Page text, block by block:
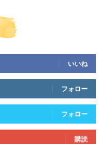
いいね
フォロー
フォロー
購読